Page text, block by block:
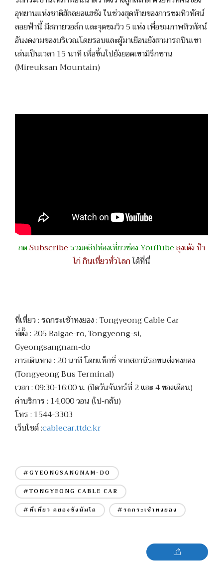
อุทยานแห่งชาติฮัลลยอแฮซัง ในช่วงสุดท้ายของการชมทิวทัศน์
ลอยฟ้านี้ มีสกายวอล์ก และจุดชมวิว 5 แห่ง เพื่อชมภาพทิวทัศน์
อันงดงามของบริเวณโดยรอบและผู้มาเยือนยังสามารถปีนเขา
เล่นเป็นเวลา 15 นาที เพื่อขึ้นไปยังยอดเขามิรึกซาน
(Mireuksan Mountain)
กดSubscribeรวมคลิปท่องเที่ยวช่อง YouTubeลุงเด้ง ป้า
ไก่ กินเที่ยวทั่วโลกได้ที่นี่
ที่เที่ยว : รถกระเช้าทงยอง : Tongyeong Cable Car
ที่ตั้ง : 205 Balgae-ro, Tongyeong-si,
Gyeongsangnam-do
การเดินทาง : 20 นาที โดยแท็กซี่ จากสถานีรถขนส่งทงยอง
(Tongyeong Bus Terminal)
เวลา : 09:30-16:00 น. (ปิดวันจันทร์ที่ 2 และ 4 ของเดือน)
ค่าบริการ : 14,000 วอน (ไป-กลับ)
โทร : 1544-3303
เว็บไซต์ :cablecar.ttdc.kr
#GYEONGSANGNAM-DO
#TONGYEONG CABLE CAR
#ที่เที่ยว คยองซังนัมโด
#รถกระเช้าทงยอง